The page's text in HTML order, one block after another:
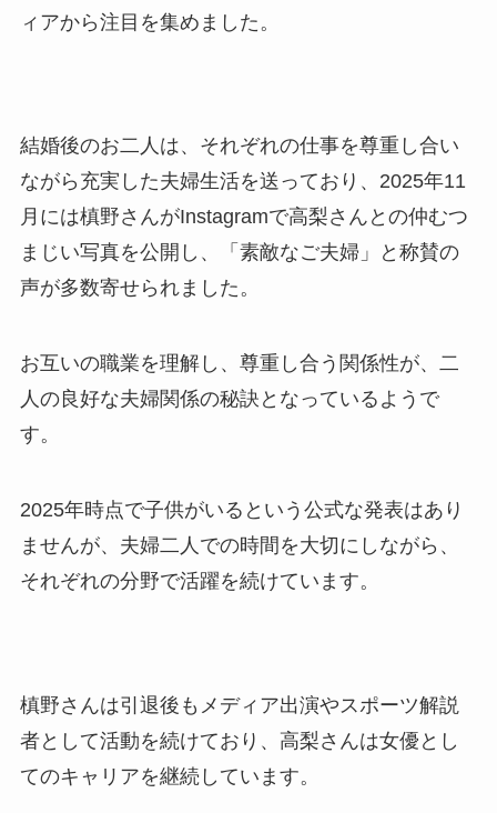
ィアから注目を集めました。
結婚後のお二人は、それぞれの仕事を尊重し合い
ながら充実した夫婦生活を送っており、2025年11
月には槙野さんがInstagramで高梨さんとの仲むつ
まじい写真を公開し、「素敵なご夫婦」と称賛の
声が多数寄せられました。
お互いの職業を理解し、尊重し合う関係性が、二
人の良好な夫婦関係の秘訣となっているようで
す。
2025年時点で子供がいるという公式な発表はあり
ませんが、夫婦二人での時間を大切にしながら、
それぞれの分野で活躍を続けています。
槙野さんは引退後もメディア出演やスポーツ解説
者として活動を続けており、高梨さんは女優とし
てのキャリアを継続しています。